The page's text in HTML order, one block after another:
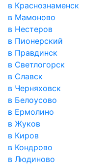
в Краснознаменск
в Мамоново
в Нестеров
в Пионерский
в Правдинск
в Светлогорск
в Славск
в Черняховск
в Белоусово
в Ермолино
в Жуков
в Киров
в Кондрово
в Людиново